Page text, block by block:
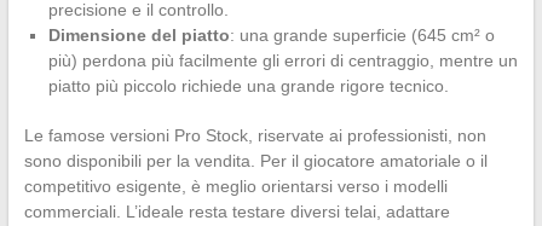
precisione e il controllo.
Dimensione del piatto: una grande superficie (645 cm² o
più) perdona più facilmente gli errori di centraggio, mentre un
piatto più piccolo richiede una grande rigore tecnico.
Le famose versioni Pro Stock, riservate ai professionisti, non
sono disponibili per la vendita. Per il giocatore amatoriale o il
competitivo esigente, è meglio orientarsi verso i modelli
commerciali. L’ideale resta testare diversi telai, adattare